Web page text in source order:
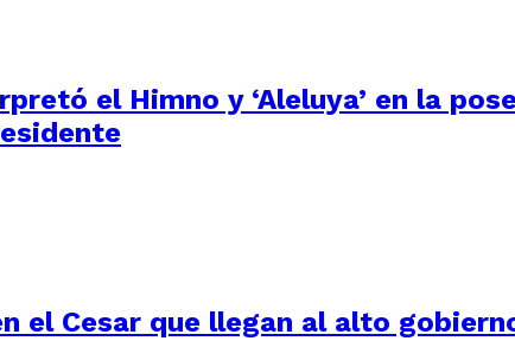
el Himno y ‘Aleluya’ en la
el Cesar que llegan al alto